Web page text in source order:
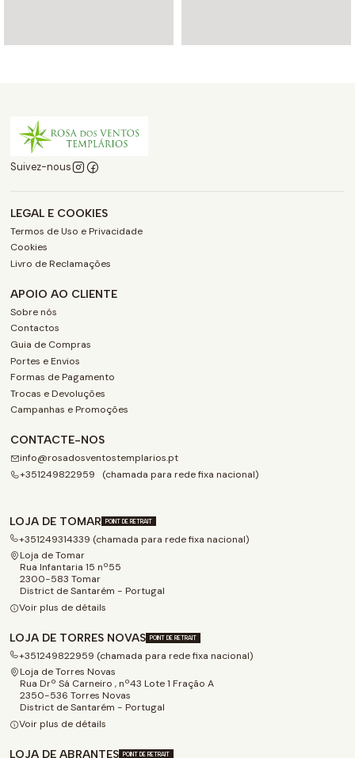
Suivez-nous
LEGAL E COOKIES
Termos de Uso e Privacidade
Cookies
Livro de Reclamações
APOIO AO CLIENTE
Sobre nós
Contactos
Guia de Compras
Portes e Envios
Formas de Pagamento
Trocas e Devoluções
Campanhas e Promoções
CONTACTE-NOS
info@rosadosventostemplarios.pt
+351249822959 (chamada para rede fixa nacional)
LOJA DE TOMAR POINT DE RETRAIT
+351249314339 (chamada para rede fixa nacional)
Loja de Tomar
Rua Infantaria 15 nº55
2300-583 Tomar
District de Santarém - Portugal
Voir plus de détails
LOJA DE TORRES NOVAS POINT DE RETRAIT
+351249822959 (chamada para rede fixa nacional)
Loja de Torres Novas
Rua Drº Sá Carneiro , nº43 Lote 1 Fração A
2350-536 Torres Novas
District de Santarém - Portugal
Voir plus de détails
LOJA DE ABRANTES POINT DE RETRAIT